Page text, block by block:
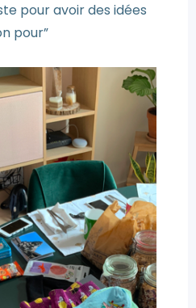
pour avoir des idées
pour”